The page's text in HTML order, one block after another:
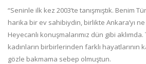
“Seninle ilk kez 2003’te tanışmıştık. Benim
harika bir ev sahibiydin, birlikte Ankara’yı
Heyecanlı konuşmalarımız dün gibi
kadınların birbirlerinden farklı hayatlarının
gözle bakmama sebep olmuştun.